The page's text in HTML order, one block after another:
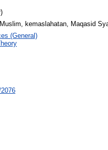
kemaslahatan, Maqasid
(General)